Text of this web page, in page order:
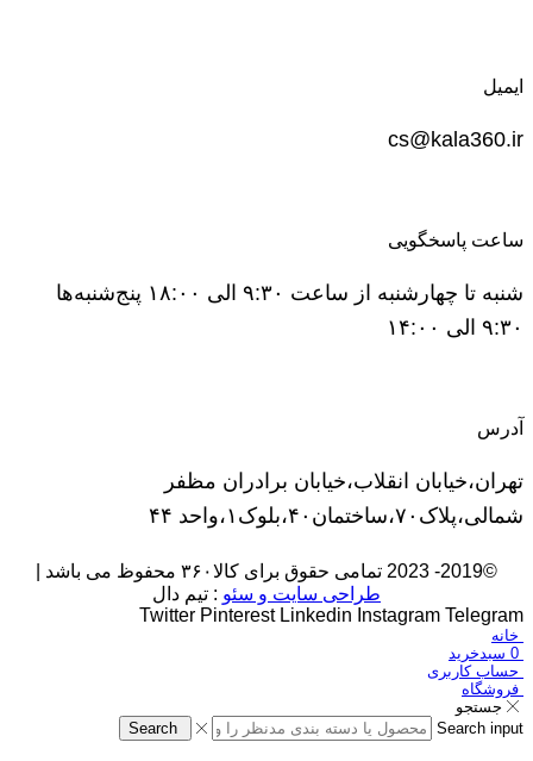
ایمیل
cs@kala360.ir
ساعت پاسخگویی
شنبه تا چهارشنبه از ساعت ۹:۳۰ الی ۱۸:۰۰ پنج‌شنبه‌ها
۹:۳۰ الی ۱۴:۰۰
آدرس
تهران،خیابان انقلاب،خیابان برادران مظفر
شمالی،پلاک۷۰،ساختمان۴۰،بلوک۱،واحد ۴۴
©2019- 2023 تمامی حقوق برای کالا۳۶۰ محفوظ می باشد |
طراحی سایت و سئو : تیم دال
Twitter Pinterest Linkedin Instagram Telegram
خانه
0 سبدخرید
حساب کاربری
فروشگاه
جستجو
Search input
Search